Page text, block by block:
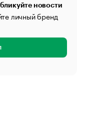
новости
личный бренд